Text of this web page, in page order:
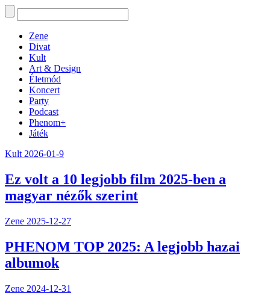
Zene
Divat
Kult
Art & Design
Életmód
Koncert
Party
Podcast
Phenom+
Játék
Kult 2026-01-9
Ez volt a 10 legjobb film 2025-ben a
magyar nézők szerint
Zene 2025-12-27
PHENOM TOP 2025: A legjobb hazai
albumok
Zene 2024-12-31